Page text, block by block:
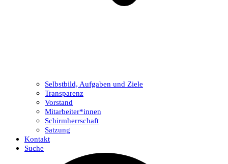
Selbstbild, Aufgaben und Ziele
Transparenz
Vorstand
Mitarbeiter*innen
Schirmherrschaft
Satzung
Kontakt
Suche